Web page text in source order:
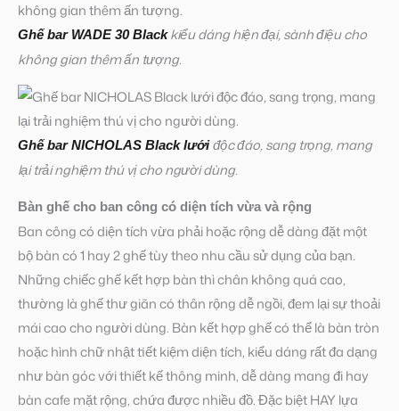
Ghế bar WADE 30 Blackkiểu dáng hiện đại, sành điệu cho
không gian thêm ấn tượng.
Ghế bar NICHOLAS Black lướiđộc đáo, sang trọng, mang
lại trải nghiệm thú vị cho người dùng.
Bàn ghế cho ban công có diện tích vừa và rộng
Ban công có diện tích vừa phải hoặc rộng dễ dàng đặt một
bộ bàn có 1 hay 2 ghế tùy theo nhu cầu sử dụng của bạn.
Những chiếc ghế kết hợp bàn thì chân không quá cao,
thường là ghế thư giãn có thân rộng dễ ngồi, đem lại sự thoải
mái cao cho người dùng. Bàn kết hợp ghế có thể là bàn tròn
hoặc hình chữ nhật tiết kiệm diện tích, kiểu dáng rất đa dạng
như bàn góc với thiết kế thông minh, dễ dàng mang đi hay
bàn cafe mặt rộng, chứa được nhiều đồ. Đặc biệt HAY lựa